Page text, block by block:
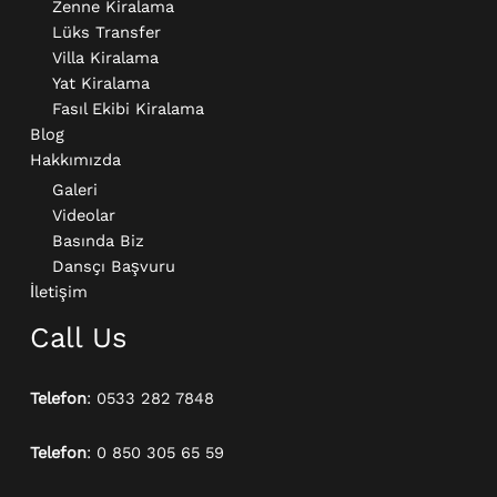
Zenne Kiralama
Lüks Transfer
Villa Kiralama
Yat Kiralama
Fasıl Ekibi Kiralama
Blog
Hakkımızda
Galeri
Videolar
Basında Biz
Dansçı Başvuru
İletişim
Call Us
Telefon: 0533 282 7848
Telefon: 0 850 305 65 59